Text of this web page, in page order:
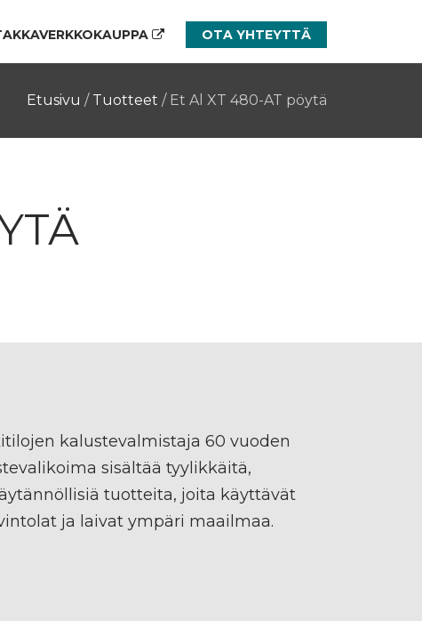
OTA YHTEYTTÄ
Etusivu / Tuotteet / Et Al XT 480-AT pöytä
kalustevalmistaja 60 vuoden
sisältää tyylikkäitä,
tuotteita, joita käyttävät
ja laivat ympäri maailmaa.